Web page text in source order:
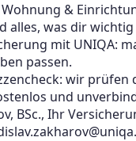
&
alles, was dir wichtig
mit UNIQA:
passen.
wir prüfen
und
BSc., Ihr